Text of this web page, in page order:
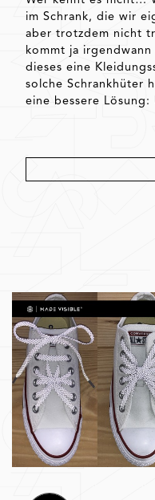
im Schrank, die wir
aber trotzdem nicht
kommt ja
dieses eine
solche Schrankhüter
eine bessere Lösung: